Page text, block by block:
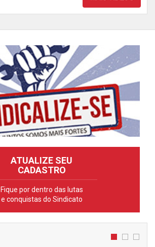
ATUALIZE SEU
CADASTRO
Fique por dentro das lutas
e conquistas do Sindicato